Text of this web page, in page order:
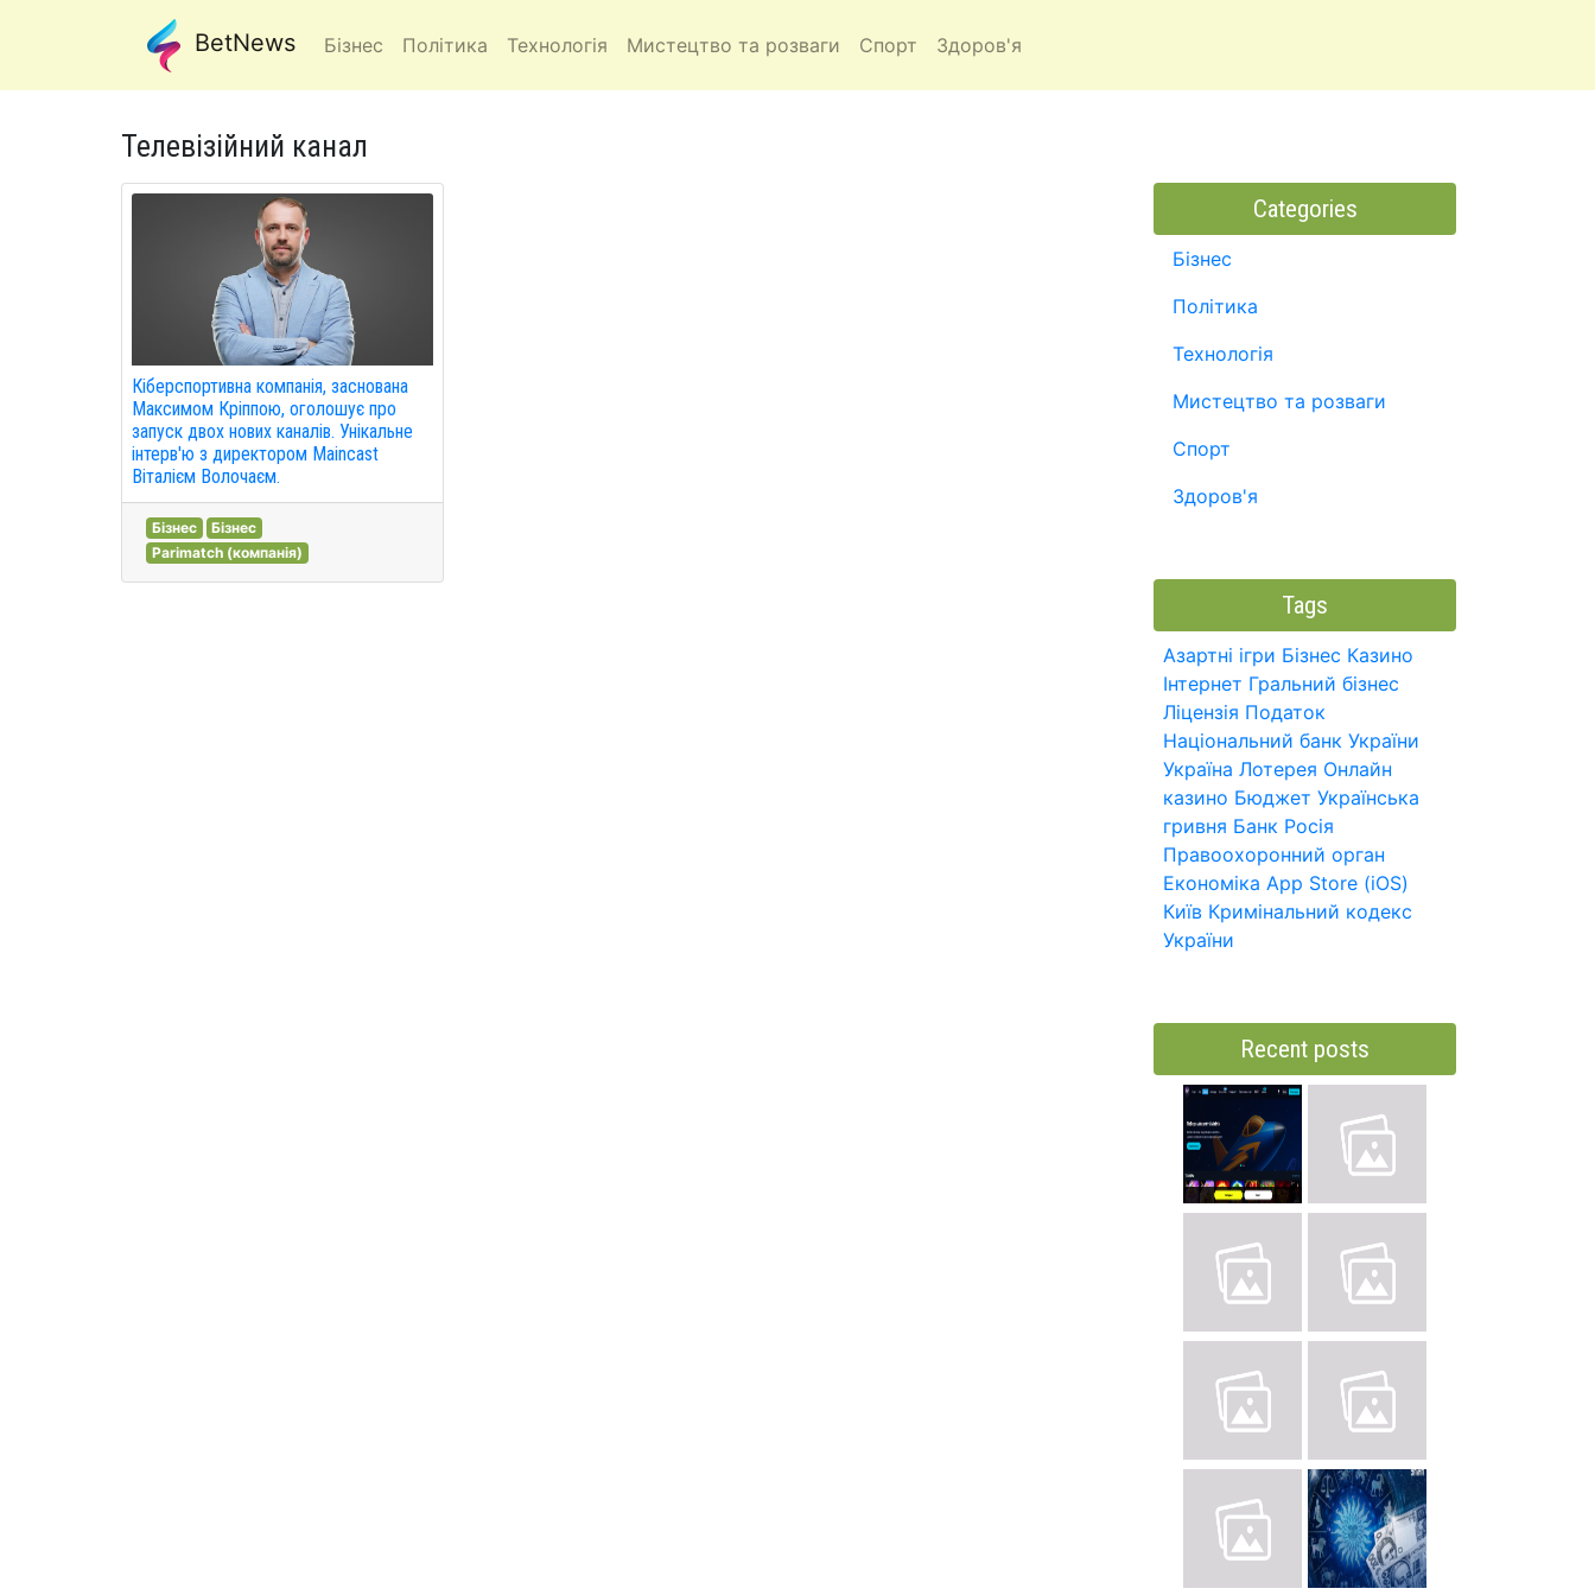
BetNews Бізнес Політика Технологія Мистецтво та розваги Спорт Здоров'я
Телевізійний канал
Кіберспортивна компанія, заснована
Максимом Кріппою, оголошує про
запуск двох нових каналів. Унікальне
інтерв'ю з директором Maincast
Віталієм Волочаєм.
Бізнес
Бізнес
Parimatch (компанія)
Categories
Бізнес
Політика
Технологія
Мистецтво та розваги
Спорт
Здоров'я
Tags
Азартні ігри Бізнес Казино
Інтернет Гральний бізнес
Ліцензія Податок
Національний банк України
Україна Лотерея Онлайн
казино Бюджет Українська
гривня Банк Росія
Правоохоронний орган
Економіка App Store (iOS)
Київ Кримінальний кодекс
України
Recent posts